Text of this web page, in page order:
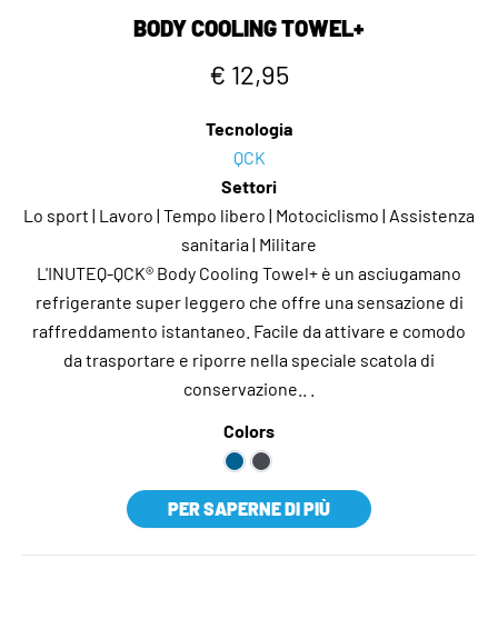
BODY COOLING TOWEL+
€ 12,95
Tecnologia
QCK
Settori
Lo sport | Lavoro | Tempo libero | Motociclismo | Assistenza
sanitaria | Militare
L'INUTEQ-QCK® Body Cooling Towel+ è un asciugamano
refrigerante super leggero che offre una sensazione di
raffreddamento istantaneo. Facile da attivare e comodo
da trasportare e riporre nella speciale scatola di
conservazione.. .
Colors
PER SAPERNE DI PIÙ